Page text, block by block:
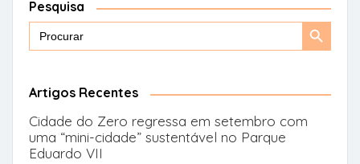
Pesquisa
Search
Search
Artigos Recentes
Cidade do Zero regressa em setembro com
uma “mini-cidade” sustentável no Parque
Eduardo VII